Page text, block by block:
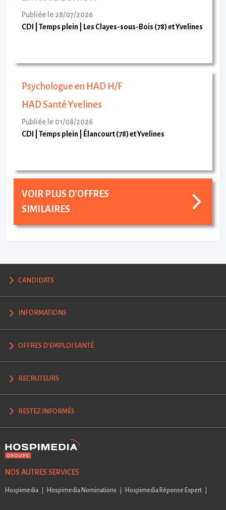
Publiée le 28/07/2026
CDI
Temps plein Les Clayes-sous-Bois (78) et Yvelines
Psychologue en HAD H/F
HAD Santé Yvelines
Publiée le 01/08/2026
CDI
Temps plein Élancourt (78) et Yvelines
VOIR PLUS D'OFFRES
SIMILAIRES
CANDIDATS
INFORMATIONS
OFFRES D'EMPLOI SANTÉ
RECRUTEURS
RESTEZ INFORMÉS
NOS AUTRES SERVICES
Hospimedia Hospimedia Nominations Hospimedia Réponse Expert